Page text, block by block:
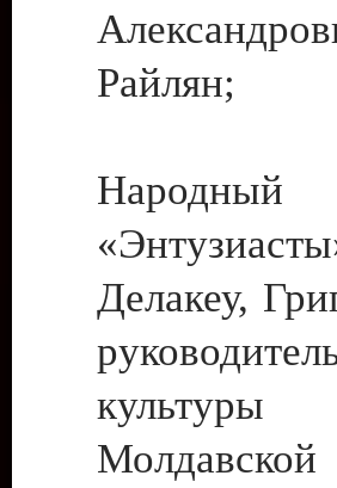
Райлян;
Народный
Делакеу,
культуры